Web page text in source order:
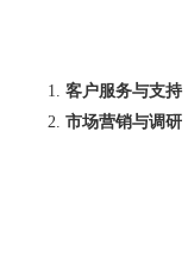
客户服务与支持
市场营销与调研